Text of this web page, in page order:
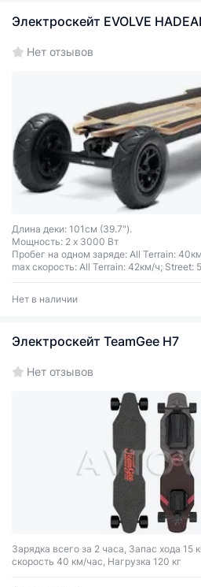
Электроскейт EVOLVE
Нет отзывов
Длина деки: 101см (39.7").
Мощность: 2 x 3000 Вт
Пробег на одном заряде: All Terrain:
max скорость: All Terrain: 42км/ч; Street:
Нет в наличии
Электроскейт TeamGee H7
Нет отзывов
Зарядка всего за 2 часа, Запас хода
скорость 40 км/час, Нагрузка 120 кг